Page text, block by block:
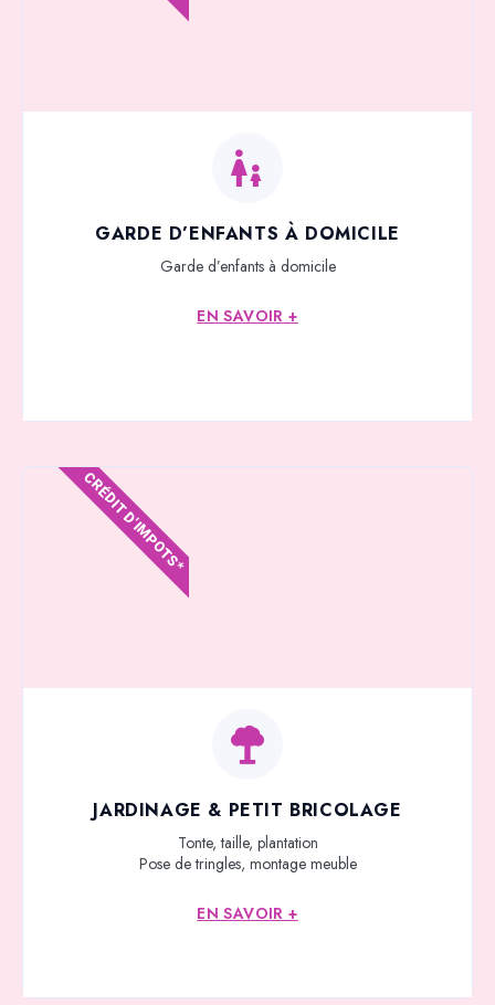
GARDE D’ENFANTS À DOMICILE
Garde d’enfants à domicile
EN SAVOIR +
JARDINAGE & PETIT BRICOLAGE
Tonte, taille, plantation
Pose de tringles, montage meuble
EN SAVOIR +
CRÉDIT D'IMPOTS*